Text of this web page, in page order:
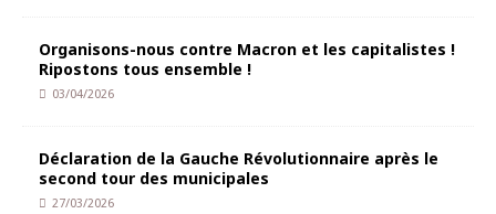
Organisons-nous contre Macron et les capitalistes !
Ripostons tous ensemble !
03/04/2026
Déclaration de la Gauche Révolutionnaire après le
second tour des municipales
27/03/2026